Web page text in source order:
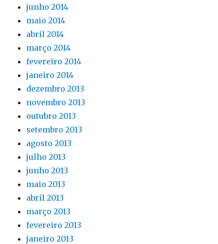
junho 2014
maio 2014
abril 2014
março 2014
fevereiro 2014
janeiro 2014
dezembro 2013
novembro 2013
outubro 2013
setembro 2013
agosto 2013
julho 2013
junho 2013
maio 2013
abril 2013
março 2013
fevereiro 2013
janeiro 2013